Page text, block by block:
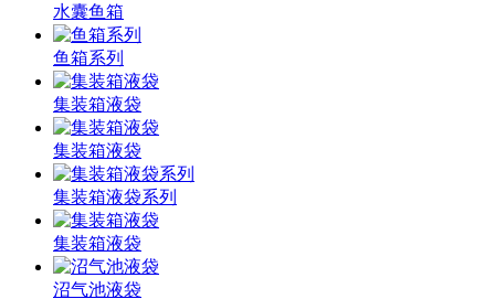
水囊鱼箱
鱼箱系列
集装箱液袋
集装箱液袋
集装箱液袋系列
集装箱液袋
沼气池液袋